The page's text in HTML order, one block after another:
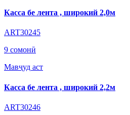
Касса бе лента , широкий 2,0м
ART30245
9 сомонӣ
Мавҷуд аст
Касса бе лента , широкий 2,2м
ART30246